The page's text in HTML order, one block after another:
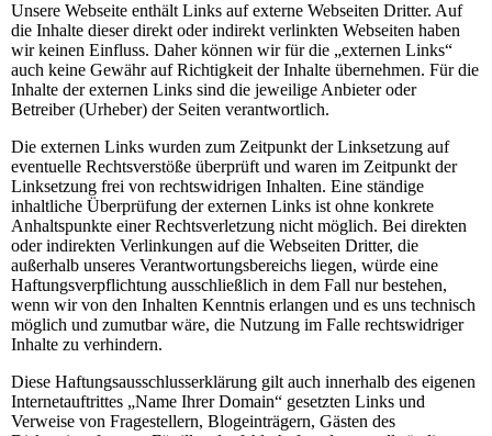
Unsere Webseite enthält Links auf externe Webseiten Dritter. Auf
die Inhalte dieser direkt oder indirekt verlinkten Webseiten haben
wir keinen Einfluss. Daher können wir für die „externen Links“
auch keine Gewähr auf Richtigkeit der Inhalte übernehmen. Für die
Inhalte der externen Links sind die jeweilige Anbieter oder
Betreiber (Urheber) der Seiten verantwortlich.
Die externen Links wurden zum Zeitpunkt der Linksetzung auf
eventuelle Rechtsverstöße überprüft und waren im Zeitpunkt der
Linksetzung frei von rechtswidrigen Inhalten. Eine ständige
inhaltliche Überprüfung der externen Links ist ohne konkrete
Anhaltspunkte einer Rechtsverletzung nicht möglich. Bei direkten
oder indirekten Verlinkungen auf die Webseiten Dritter, die
außerhalb unseres Verantwortungsbereichs liegen, würde eine
Haftungsverpflichtung ausschließlich in dem Fall nur bestehen,
wenn wir von den Inhalten Kenntnis erlangen und es uns technisch
möglich und zumutbar wäre, die Nutzung im Falle rechtswidriger
Inhalte zu verhindern.
Diese Haftungsausschlusserklärung gilt auch innerhalb des eigenen
Internetauftrittes „Name Ihrer Domain“ gesetzten Links und
Verweise von Fragestellern, Blogeinträgern, Gästen des